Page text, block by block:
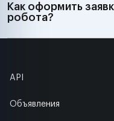
Как оформить
робота?
API
Объявления